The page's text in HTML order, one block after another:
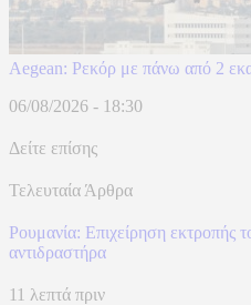
Aegean: Ρεκόρ με πάνω από 2
06/08/2026 - 18:30
Δείτε επίσης
Τελευταία Άρθρα
Ρουμανία: Επιχείρηση εκτροπής
αντιδραστήρα
11 λεπτά πριν